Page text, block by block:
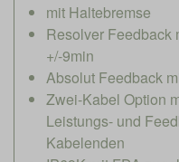
mit Haltebremse
Resolver Feedback
+/-9min
Absolut Feedback
Zwei-Kabel Option
Leistungs- und
Kabelenden